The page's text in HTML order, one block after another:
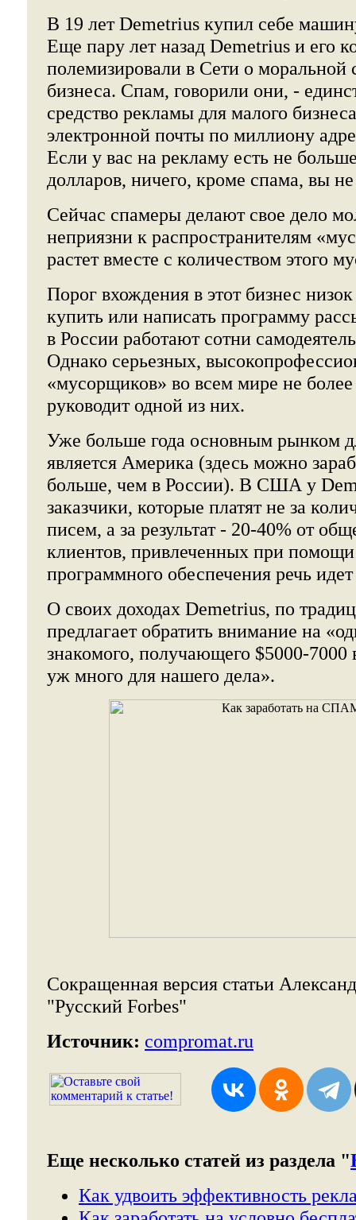
В 19 лет Demetrius купил себе
Еще пару лет назад Demetrius и его
полемизировали в Сети о моральной
бизнеса. Спам, говорили они, -
средство рекламы для малого
электронной почты по миллиону
Если у вас на рекламу есть не
долларов, ничего, кроме спама, вы
Сейчас спамеры делают свое дело
неприязни к распространителям
растет вместе с количеством этого
Порог вхождения в этот бизнес
купить или написать программу
в России работают сотни
Однако серьезных,
«мусорщиков» во всем мире не
руководит одной из них.
Уже больше года основным рынком
является Америка (здесь можно
больше, чем в России). В США у
заказчики, которые платят не за
писем, а за результат - 20-40% от
клиентов, привлеченных при
программного обеспечения речь
О своих доходах Demetrius, по
предлагает обратить внимание на
знакомого, получающего $5000-7000
уж много для нашего дела».
Сокращенная версия статьи
"Русский Forbes"
Источник: compromat.ru
Еще несколько статей из раздела "
Как удвоить эффективность